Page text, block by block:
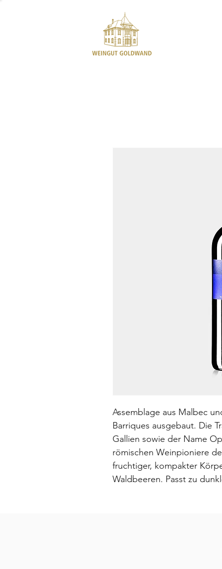
Assemblage aus Malbec
Barriques ausgebaut. Die
Gallien sowie der Name
römischen Weinpioniere
fruchtiger, kompakter
Waldbeeren. Passt zu